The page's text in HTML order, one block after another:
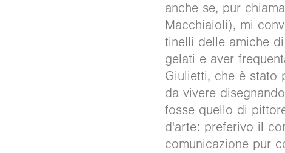
anche se, pur
Macchiaioli), mi
tinelli delle amiche
gelati e aver
Giulietti, che è stato
da vivere
fosse quello di
d'arte: preferivo il
comunicazione pur